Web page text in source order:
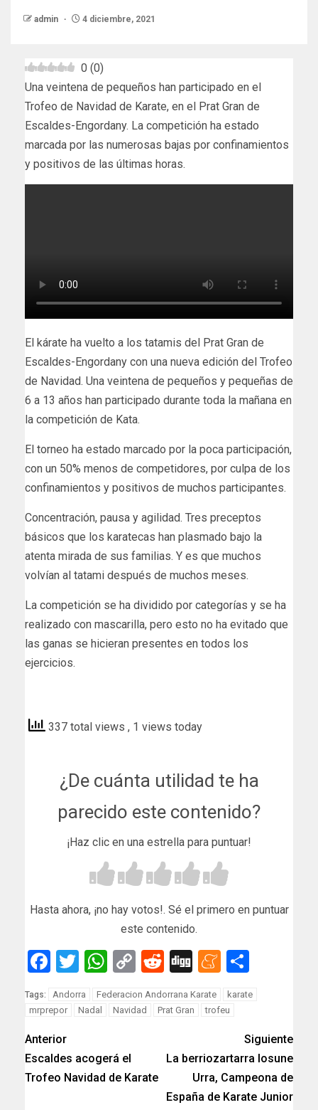
admin 4 diciembre, 2021
0 (0)
Una veintena de pequeños han participado en el
Trofeo de Navidad de Karate, en el Prat Gran de
Escaldes-Engordany. La competición ha estado
marcada por las numerosas bajas por confinamientos
y positivos de las últimas horas.
El kárate ha vuelto a los tatamis del Prat Gran de
Escaldes-Engordany con una nueva edición del Trofeo
de Navidad. Una veintena de pequeños y pequeñas de
6 a 13 años han participado durante toda la mañana en
la competición de Kata.
El torneo ha estado marcado por la poca participación,
con un 50% menos de competidores, por culpa de los
confinamientos y positivos de muchos participantes.
Concentración, pausa y agilidad. Tres preceptos
básicos que los karatecas han plasmado bajo la
atenta mirada de sus familias. Y es que muchos
volvían al tatami después de muchos meses.
La competición se ha dividido por categorías y se ha
realizado con mascarilla, pero esto no ha evitado que
las ganas se hicieran presentes en todos los
ejercicios.
337 total views , 1 views today
¿De cuánta utilidad te ha
parecido este contenido?
¡Haz clic en una estrella para puntuar!
Hasta ahora, ¡no hay votos!. Sé el primero en puntuar
este contenido.
Facebook
Twitter
WhatsApp
Copy
Link
Reddit
Digg
Tags: Andorra Federacion Andorrana Karate
karate
mrprepor
Nadal Navidad Prat Gran trofeu
Anterior
Escaldes acogerá el
Trofeo Navidad de Karate
Siguiente
La berriozartarra Iosune
Urra, Campeona de
España de Karate Junior